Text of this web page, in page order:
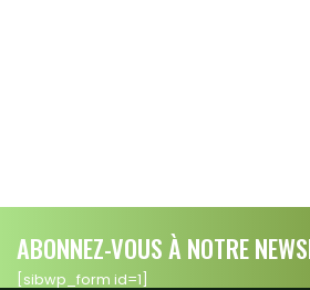
ABONNEZ-VOUS À NOTRE
[sibwp_form id=1]